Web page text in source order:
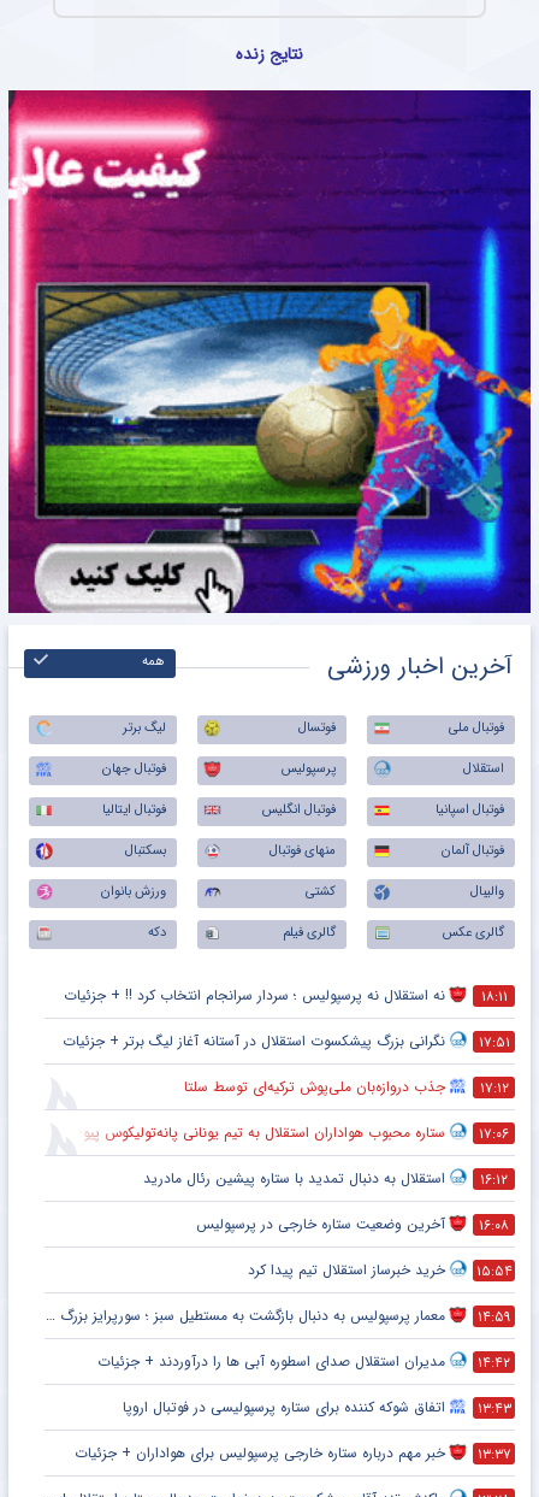
نتایج زنده
آخرین اخبار ورزشی همه
فوتبال ملی فوتسال
لیگ برتر
استقلال
پرسپولیس
فوتبال جهان
فوتبال اسپانیا
فوتبال انگلیس
فوتبال ایتالیا
فوتبال آلمان
منهای فوتبال
بسکتبال
والیبال
کشتی
ورزش بانوان
گالری عکس
گالری فیلم دکه
۱۸:۱۱ نه استقلال نه پرسپولیس ؛ سردار سرانجام انتخاب کرد !! + جزئیات
۱۷:۵۱ نگرانی بزرگ پیشکسوت استقلال در آستانه آغاز لیگ برتر + جزئیات
۱۷:۱۲ جذب دروازه‌بان ملی‌پوش ترکیه‌ای توسط سلتا
۱۷:۰۶ ستاره محبوب هواداران استقلال به تیم یونانی پانه‌تولیکوس پیوست
۱۶:۱۲ استقلال به دنبال تمدید با ستاره پیشین رئال مادرید
۱۶:۰۸ آخرین وضعیت ستاره خارجی در پرسپولیس
۱۵:۵۴ خرید خبرساز استقلال تیم پیدا کرد
۱۴:۵۹ معمار پرسپولیس به دنبال بازگشت به مستطیل سبز ؛ سورپرایز بزرگ در راه است ؟ + جزئیات
۱۴:۴۲ مدیران استقلال صدای اسطوره آبی ها را درآوردند + جزئیات
۱۳:۴۳ اتفاق شوکه کننده برای ستاره پرسپولیسی در فوتبال اروپا
۱۳:۳۷ خبر مهم درباره ستاره خارجی پرسپولیس برای هواداران + جزئیات